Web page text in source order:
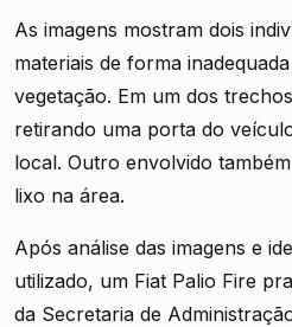
As imagens mostram dois
materiais de forma
vegetação. Em um dos
retirando uma porta do
local. Outro envolvido
lixo na área.
Após análise das imagens e
utilizado, um Fiat Palio Fire
da Secretaria de